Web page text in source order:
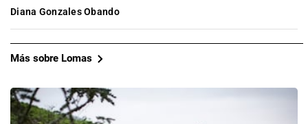
Diana Gonzales Obando
Más sobre Lomas